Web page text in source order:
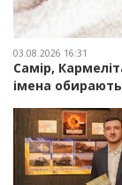
03.08.2026 16:31
Самір,
імена